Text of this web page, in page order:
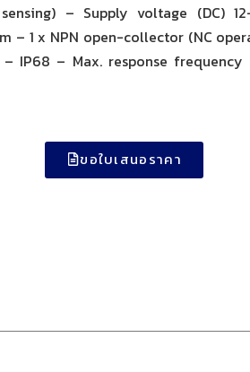
– Supply voltage (DC)
– 1 x NPN open-collector (NC
– IP68 – Max. response
ขอใบเสนอราคา